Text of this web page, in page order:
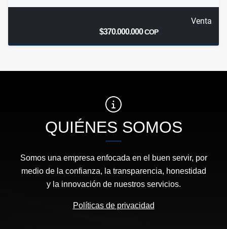
Venta
$370.000.000COP
QUIÉNES SOMOS
Somos una empresa enfocada en el buen servir, por
medio de la confianza, la transparencia, honestidad
y la innovación de nuestros servicios.
Políticas de privacidad